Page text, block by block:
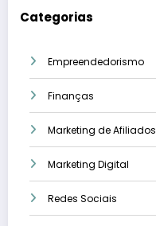
Categorias
Empreendedorismo
Finanças
Marketing de Afiliados
Marketing Digital
Redes Sociais